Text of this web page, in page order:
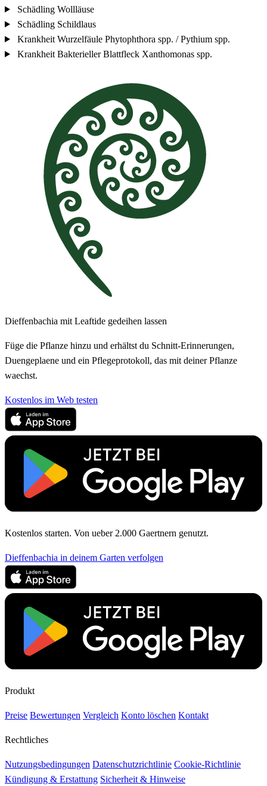
Schädling Wollläuse
Schädling Schildlaus
Krankheit Wurzelfäule Phytophthora spp. / Pythium spp.
Krankheit Bakterieller Blattfleck Xanthomonas spp.
Dieffenbachia mit Leaftide gedeihen lassen
Füge die Pflanze hinzu und erhältst du Schnitt-Erinnerungen,
Duengeplaene und ein Pflegeprotokoll, das mit deiner Pflanze
waechst.
Kostenlos im Web testen
Kostenlos starten. Von ueber 2.000 Gaertnern genutzt.
Dieffenbachia in deinem Garten verfolgen
Produkt
Preise Bewertungen Vergleich Konto löschen Kontakt
Rechtliches
Nutzungsbedingungen Datenschutzrichtlinie Cookie-Richtlinie
Kündigung & Erstattung Sicherheit & Hinweise